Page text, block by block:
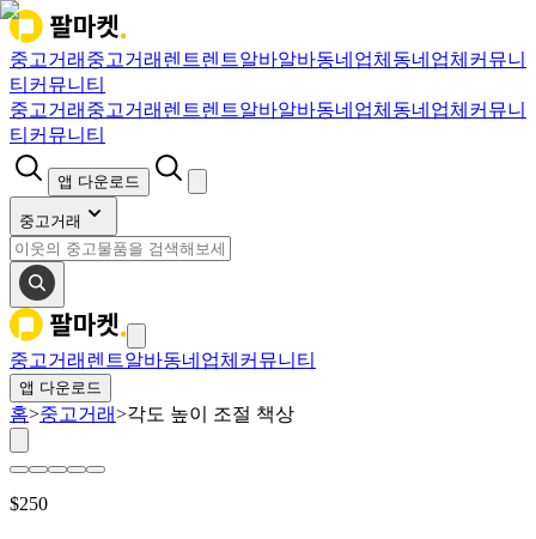
중고거래 중고거래 렌트렌트알바알바동네업체 동네업체 커뮤니
티 커뮤니티
중고거래 중고거래 렌트렌트알바알바동네업체 동네업체 커뮤니
티 커뮤니티
앱 다운로드
중고거래
중고거래 렌트알바동네업체 커뮤니티
앱 다운로드
홈>중고거래>각도 높이 조절 책상
$250